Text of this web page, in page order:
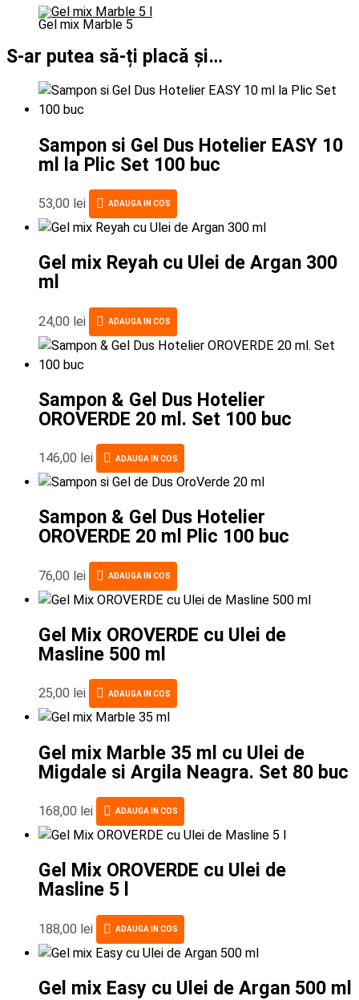
Gel mix Marble 5
S-ar putea să-ți placă și…
Sampon si Gel Dus Hotelier EASY 10
ml la Plic Set 100 buc
53,00 lei ADAUGA IN COS
Gel mix Reyah cu Ulei de Argan 300
ml
24,00 lei ADAUGA IN COS
Sampon & Gel Dus Hotelier
OROVERDE 20 ml. Set 100 buc
146,00 lei ADAUGA IN COS
Sampon & Gel Dus Hotelier
OROVERDE 20 ml Plic 100 buc
76,00 lei ADAUGA IN COS
Gel Mix OROVERDE cu Ulei de
Masline 500 ml
25,00 lei ADAUGA IN COS
Gel mix Marble 35 ml cu Ulei de
Migdale si Argila Neagra. Set 80 buc
168,00 lei ADAUGA IN COS
Gel Mix OROVERDE cu Ulei de
Masline 5 l
188,00 lei ADAUGA IN COS
Gel mix Easy cu Ulei de Argan 500 ml